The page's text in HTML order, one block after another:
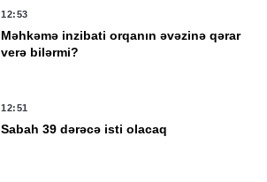
12:53
Məhkəmə inzibati orqanın əvəzinə qərar
verə bilərmi?
12:51
Sabah 39 dərəcə isti olacaq